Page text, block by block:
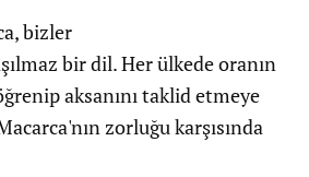
bizler
bir dil. Her ülkede oranın
aksanını taklid etmeye
zorluğu karşısında